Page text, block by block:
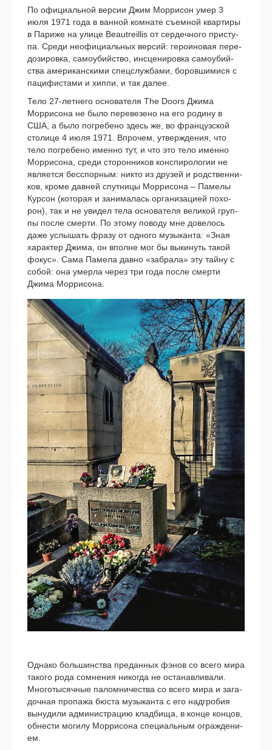
По офи­ци­аль­ной вер­сии Джим Моррисон умер 3
июля 1971 года в ван­ной ком­на­те съем­ной квар­ти­ры
в Париже на ули­це Beautreillis от сер­деч­но­го при­сту­
па. Среди неофи­ци­аль­ных вер­сий: геро­и­но­вая пере­
до­зи­ров­ка, само­убий­ство, инсце­ни­ров­ка само­убий­
ства аме­ри­кан­ски­ми спец­служ­ба­ми, боров­ши­ми­ся с
паци­фи­ста­ми и хип­пи, и так далее.
Тело 27-летнего осно­ва­те­ля The Doors Джима
Моррисона не было пере­ве­зе­но на его роди­ну в
США, а было погре­бе­но здесь же, во фран­цуз­ской
сто­ли­це 4 июля 1971. Впрочем, утвер­жде­ния, что
тело погре­бе­но имен­но тут, и что это тело имен­но
Моррисона, сре­ди сто­рон­ни­ков кон­спи­ро­ло­гии не
явля­ет­ся бес­спор­ным: никто из дру­зей и род­ствен­ни­
ков, кро­ме дав­ней спут­ни­цы Моррисона – Памелы
Курсон (кото­рая и зани­ма­лась орга­ни­за­ци­ей похо­
рон), так и не уви­дел тела осно­ва­те­ля вели­кой груп­
пы после смер­ти. По это­му пово­ду мне дове­лось
даже услы­шать фра­зу от одно­го музы­кан­та: «Зная
харак­тер Джима, он вполне мог бы выки­нуть такой
фокус». Сама Памела дав­но «забра­ла» эту тай­ну с
собой: она умер­ла через три года после смер­ти
Джима Моррисона.
Однако боль­шин­ства пре­дан­ных фэнов со все­го мира
тако­го рода сомне­ния нико­гда не оста­нав­ли­ва­ли.
Многотысячные палом­ни­че­ства со все­го мира и зага­
доч­ная про­па­жа бюста музы­кан­та с его над­гро­бия
выну­ди­ли адми­ни­стра­цию клад­би­ща, в кон­це кон­цов,
обне­сти моги­лу Моррисона спе­ци­аль­ным ограж­де­ни­
ем.